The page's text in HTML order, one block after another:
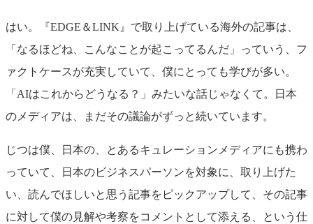
はい。『EDGE＆LINK』で取り上げている海外の記事は、
「なるほどね、こんなことが起こってるんだ」っていう、フ
ァクトケースが充実していて、僕にとっても学びが多い。
「AIはこれからどうなる？」みたいな話じゃなくて。日本
のメディアは、まだその議論がずっと続いています。
じつは僕、日本の、とあるキュレーションメディアにも携わ
っていて、日本のビジネスパーソンを対象に、取り上げた
い、読んでほしいと思う記事をピックアップして、その記事
に対して僕の見解や考察をコメントとして添える、という仕